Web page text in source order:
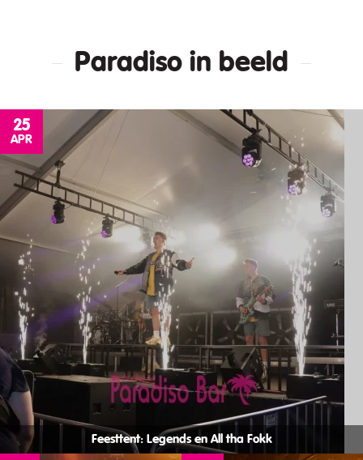
Paradiso in beeld
25
APR
Feesttent: Legends en All tha Fokk